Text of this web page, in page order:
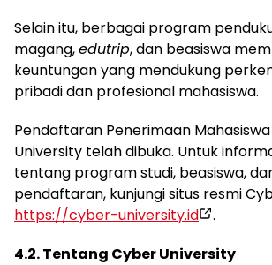
Selain itu, berbagai program
magang,edutrip, dan beasiswa
keuntungan yang mendukung
pribadi dan profesional mahasiswa.
Pendaftaran Penerimaan
University telah dibuka. Untuk
tentang program studi, beasiswa,
pendaftaran, kunjungi situs resmi
https://cyber-university.id
.
4.2. Tentang Cyber University